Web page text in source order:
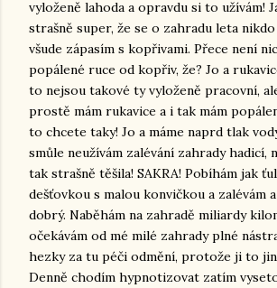
vyloženě lahoda a opravdu si to užívám!
strašně super, že se o zahradu leta
všude zápasím s kopřivami. Přece není
popálené ruce od kopřiv, že? Jo a
to nejsou takové ty vyloženě pracovní,
prostě mám rukavice a i tak mám
to chcete taky! Jo a máme naprd tlak
smůle neužívám zalévání zahrady hadicí,
tak strašně těšila! SAKRA! Pobíhám jak
dešťovkou s malou konvičkou a zalévám
dobrý. Naběhám na zahradě miliardy
očekávám od mé milé zahrady plné
hezky za tu péči odmění, protože ji to
Denně chodím hypnotizovat zatím